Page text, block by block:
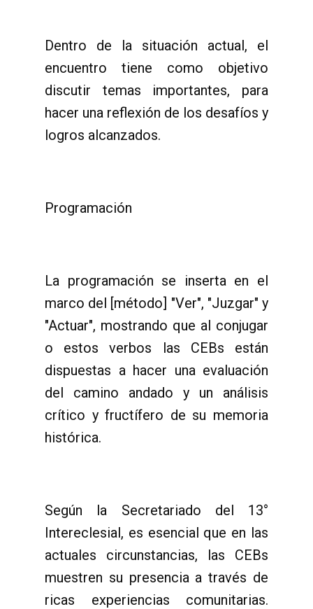
Dentro de la situación actual, el
encuentro tiene como objetivo
discutir temas importantes, para
hacer una reflexión de los desafíos y
logros alcanzados.
Programación
La programación se inserta en el
marco del [método] "Ver", "Juzgar" y
"Actuar", mostrando que al conjugar
o estos verbos las CEBs están
dispuestas a hacer una evaluación
del camino andado y un análisis
crítico y fructífero de su memoria
histórica.
Según la Secretariado del 13°
Intereclesial, es esencial que en las
actuales circunstancias, las CEBs
muestren su presencia a través de
ricas experiencias comunitarias.